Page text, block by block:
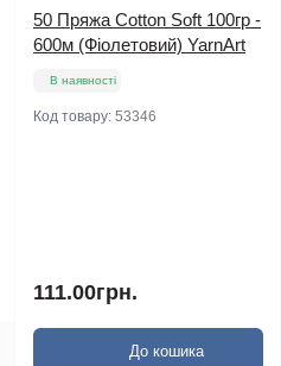
50 Пряжа Cotton Soft 100гр -
600м (Фіолетовий) YarnArt
В наявності
Код товару: 53346
111.00грн.
До кошика